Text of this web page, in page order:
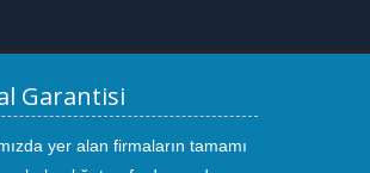
Garantisi
yer alan firmaların tamamı